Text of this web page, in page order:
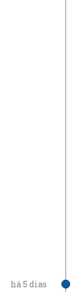
há 5 dias